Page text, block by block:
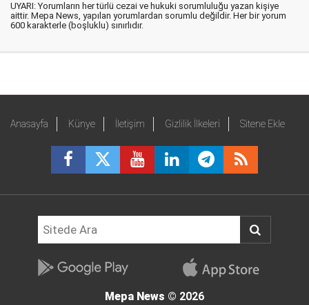
UYARI: Yorumların her türlü cezai ve hukuki sorumluluğu yazan kişiye
aittir. Mepa News, yapılan yorumlardan sorumlu değildir. Her bir yorum
600 karakterle (boşluklu) sınırlıdır.
Anasayfa Künye İletişim Gizlilik İlkeleri Sitene Ekle
Mepa News © 2026